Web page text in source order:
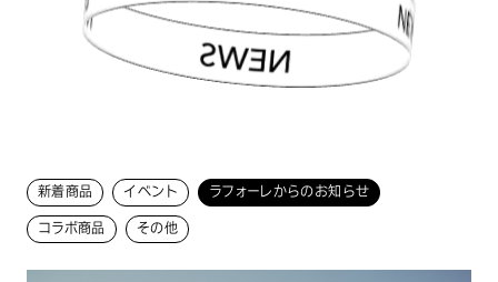
NEWS EVENT
新着商品 イベント
ラフォーレからのお知らせ
コラボ商品
その他